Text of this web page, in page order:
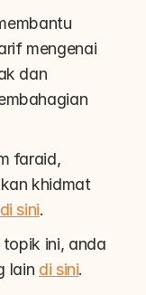
mengenai
dan
faraid,
khidmat
sini.
ini, anda
lain di sini.